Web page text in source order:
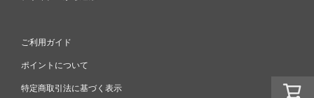
ご利用ガイド
ポイントについて
特定商取引法に基づく表示